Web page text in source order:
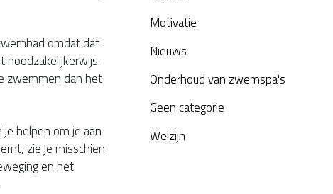
omdat dat
zwemmen dan het
helpen om je aan
zie je misschien
en het
Motivatie
Nieuws
Onderhoud van zwemspa's
Geen categorie
Welzijn